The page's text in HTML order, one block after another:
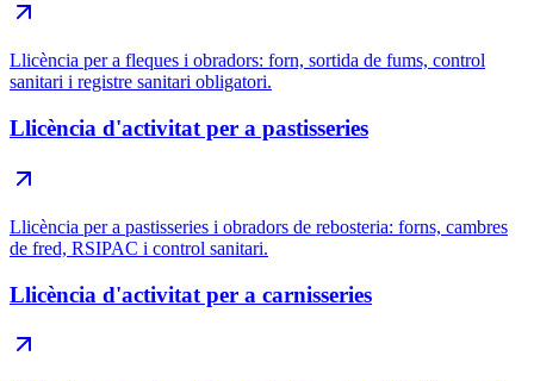
Llicència per a fleques i obradors: forn, sortida de fums, control
sanitari i registre sanitari obligatori.
Llicència d'activitat per a pastisseries
Llicència per a pastisseries i obradors de rebosteria: forns, cambres
de fred, RSIPAC i control sanitari.
Llicència d'activitat per a carnisseries